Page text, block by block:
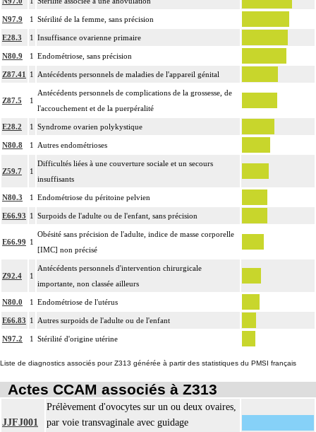
N97.9 1 Stérilité de la femme, sans précision
E28.3 1 Insuffisance ovarienne primaire
N80.9 1 Endométriose, sans précision
Z87.41 1 Antécédents personnels de maladies de l'appareil génital
Z87.5 1
Antécédents personnels de complications de la grossesse, de
l'accouchement et de la puerpéralité
E28.2 1 Syndrome ovarien polykystique
N80.8 1 Autres endométrioses
Z59.7 1
Difficultés liées à une couverture sociale et un secours
insuffisants
N80.3 1 Endométriose du péritoine pelvien
E66.93 1 Surpoids de l'adulte ou de l'enfant, sans précision
E66.99 1
Obésité sans précision de l'adulte, indice de masse corporelle
[IMC] non précisé
Z92.4 1
Antécédents personnels d'intervention chirurgicale
importante, non classée ailleurs
N80.0 1 Endométriose de l'utérus
E66.83 1 Autres surpoids de l'adulte ou de l'enfant
N97.2 1 Stérilité d'origine utérine
Liste de diagnostics associés pour Z313 générée à partir des statistiques du PMSI français
Actes CCAM associés à Z313
JJFJ001
Prélèvement d'ovocytes sur un ou deux ovaires,
par voie transvaginale avec guidage